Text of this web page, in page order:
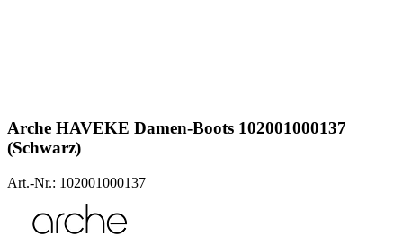
Arche HAVEKE Damen-Boots 102001000137
(Schwarz)
Art.-Nr.: 102001000137